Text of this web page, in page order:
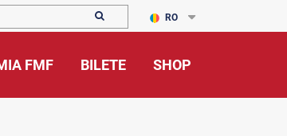
RO
FMF BILETE SHOP